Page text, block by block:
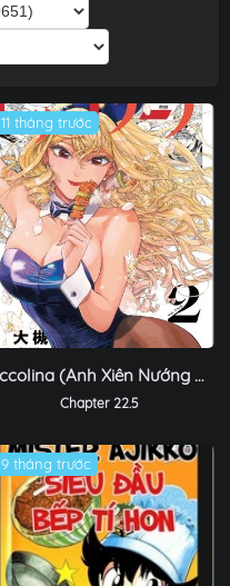
11 tháng trước
Piccolina (Anh Xiên Nướng Và Em Bunny Girl)
Chapter 22.5
9 tháng trước